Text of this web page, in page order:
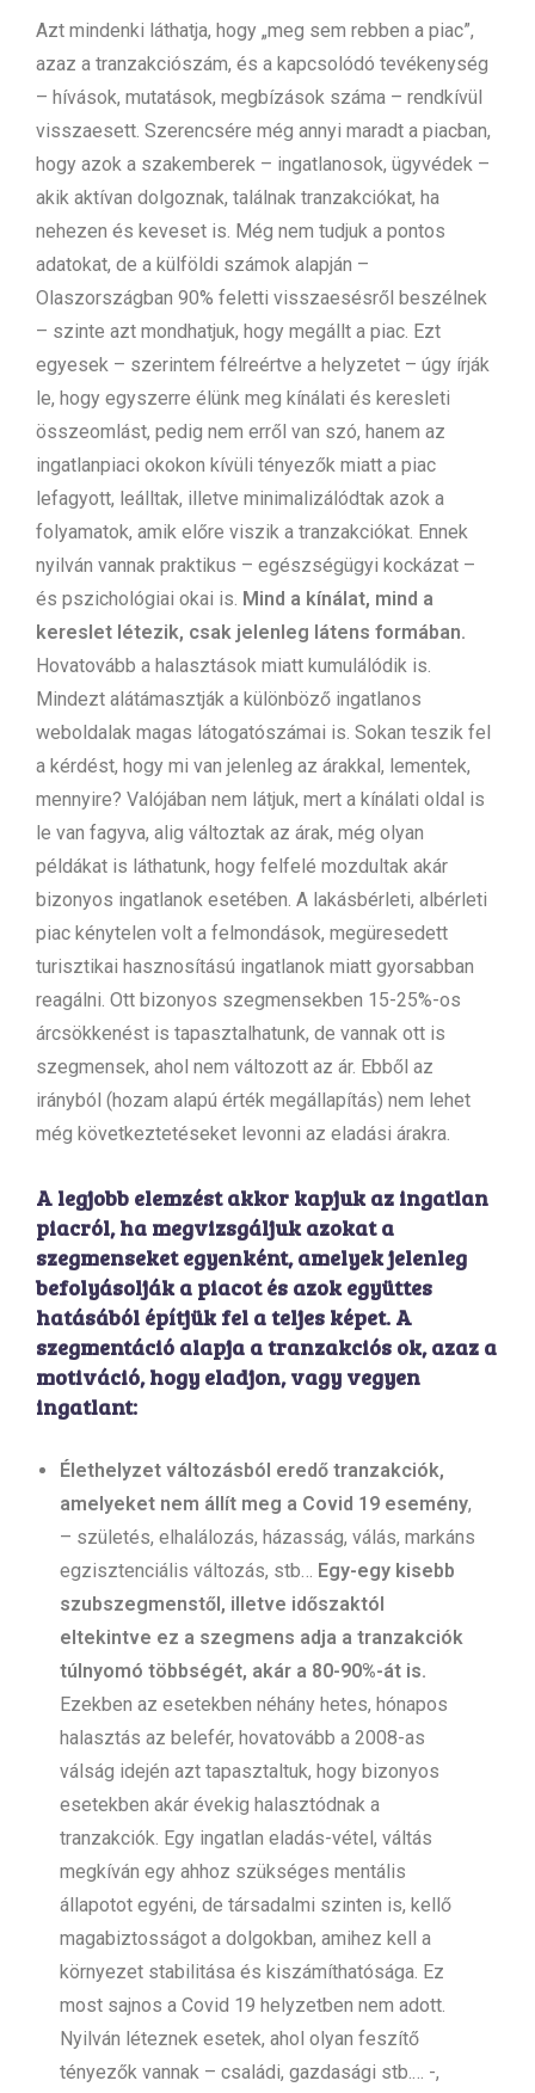
Azt mindenki láthatja, hogy „meg sem rebben a piac”,
azaz a tranzakciószám, és a kapcsolódó tevékenység
– hívások, mutatások, megbízások száma – rendkívül
visszaesett. Szerencsére még annyi maradt a piacban,
hogy azok a szakemberek – ingatlanosok, ügyvédek –
akik aktívan dolgoznak, találnak tranzakciókat, ha
nehezen és keveset is. Még nem tudjuk a pontos
adatokat, de a külföldi számok alapján –
Olaszországban 90% feletti visszaesésről beszélnek
– szinte azt mondhatjuk, hogy megállt a piac. Ezt
egyesek – szerintem félreértve a helyzetet – úgy írják
le, hogy egyszerre élünk meg kínálati és keresleti
összeomlást, pedig nem erről van szó, hanem az
ingatlanpiaci okokon kívüli tényezők miatt a piac
lefagyott, leálltak, illetve minimalizálódtak azok a
folyamatok, amik előre viszik a tranzakciókat. Ennek
nyilván vannak praktikus – egészségügyi kockázat –
és pszichológiai okai is. Mind a kínálat, mind a
kereslet létezik, csak jelenleg látens formában.
Hovatovább a halasztások miatt kumulálódik is.
Mindezt alátámasztják a különböző ingatlanos
weboldalak magas látogatószámai is. Sokan teszik fel
a kérdést, hogy mi van jelenleg az árakkal, lementek,
mennyire? Valójában nem látjuk, mert a kínálati oldal is
le van fagyva, alig változtak az árak, még olyan
példákat is láthatunk, hogy felfelé mozdultak akár
bizonyos ingatlanok esetében. A lakásbérleti, albérleti
piac kénytelen volt a felmondások, megüresedett
turisztikai hasznosítású ingatlanok miatt gyorsabban
reagálni. Ott bizonyos szegmensekben 15-25%-os
árcsökkenést is tapasztalhatunk, de vannak ott is
szegmensek, ahol nem változott az ár. Ebből az
irányból (hozam alapú érték megállapítás) nem lehet
még következtetéseket levonni az eladási árakra.
A legjobb elemzést akkor kapjuk az ingatlan
piacról, ha megvizsgáljuk azokat a
szegmenseket egyenként, amelyek jelenleg
befolyásolják a piacot és azok együttes
hatásából építjük fel a teljes képet. A
szegmentáció alapja a tranzakciós ok, azaz a
motiváció, hogy eladjon, vagy vegyen
ingatlant:
Élethelyzet változásból eredő tranzakciók,
amelyeket nem állít meg a Covid 19 esemény,
– születés, elhalálozás, házasság, válás, markáns
egzisztenciális változás, stb… Egy-egy kisebb
szubszegmenstől, illetve időszaktól
eltekintve ez a szegmens adja a tranzakciók
túlnyomó többségét, akár a 80-90%-át is.
Ezekben az esetekben néhány hetes, hónapos
halasztás az belefér, hovatovább a 2008-as
válság idején azt tapasztaltuk, hogy bizonyos
esetekben akár évekig halasztódnak a
tranzakciók. Egy ingatlan eladás-vétel, váltás
megkíván egy ahhoz szükséges mentális
állapotot egyéni, de társadalmi szinten is, kellő
magabiztosságot a dolgokban, amihez kell a
környezet stabilitása és kiszámíthatósága. Ez
most sajnos a Covid 19 helyzetben nem adott.
Nyilván léteznek esetek, ahol olyan feszítő
tényezők vannak – családi, gazdasági stb.… -,